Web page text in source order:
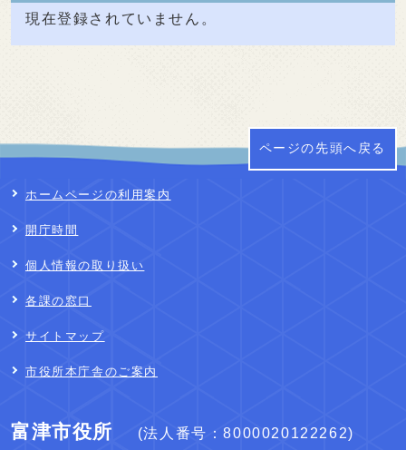
現在登録されていません。
ページの先頭へ戻る
ホームページの利用案内
開庁時間
個人情報の取り扱い
各課の窓口
サイトマップ
市役所本庁舎のご案内
富津市役所 (法人番号：8000020122262)